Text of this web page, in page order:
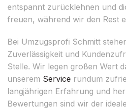
entspannt zurücklehnen und
freuen, während wir den Rest
Bei Umzugsprofi Schmitt
Zuverlässigkeit und
Stelle. Wir legen großen Wert
unserem Service rundum
langjährigen Erfahrung und
Bewertungen sind wir der